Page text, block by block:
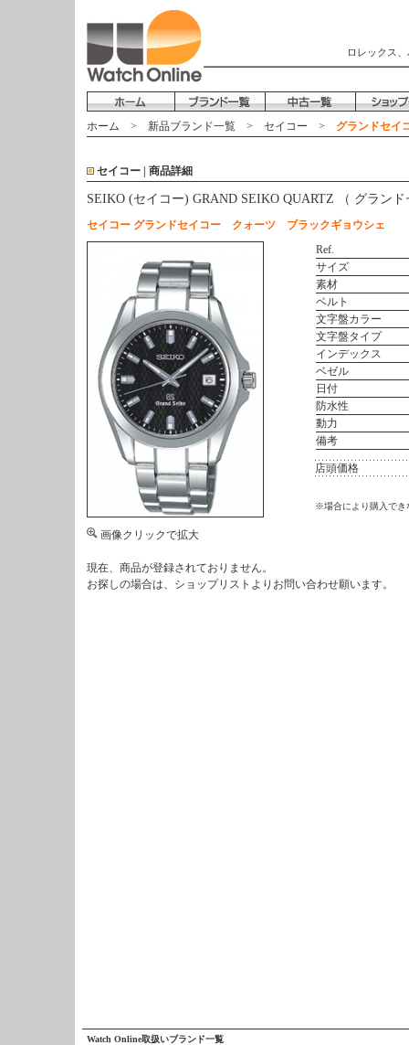
ロレックス
ホーム > 新品ブランド一覧 > セイコー > グランドセイ
セイコー | 商品詳細
SEIKO (セイコー) GRAND SEIKO QUARTZ （ グラン
セイコー グランドセイコー クォーツ ブラックギョウシェ
画像クリックで拡大
Ref.
サイズ
素材
ベルト
文字盤カラー
文字盤タイプ
インデックス
ベゼル
日付
防水性
動力
備考
店頭価格
※場合により購入でき
現在、商品が登録されておりません。
お探しの場合は、 ショップリスト よりお問い合わせ願います。
Watch Online取扱いブランド一覧